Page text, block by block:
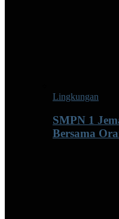
Lingkungan
SMPN 1
Bersama